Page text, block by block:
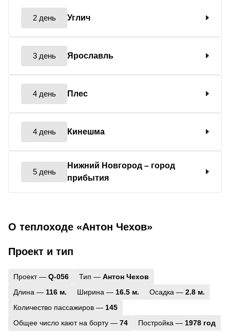
2 день Углич
3 день Ярославль
4 день Плес
4 день Кинешма
5 день
Нижний Новгород – город
прибытия
О теплоходе «Антон Чехов»
Проект и тип
Проект — Q-056 Тип — Антон Чехов
Длина — 116 м. Ширина — 16.5 м. Осадка — 2.8 м.
Количество пассажиров — 145
Общее число кают на борту — 74 Постройка — 1978 год